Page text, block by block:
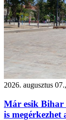
2026. augusztus
Már esik Bihar
is megérkezhet